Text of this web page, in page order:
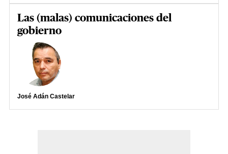
Las (malas) comunicaciones del
gobierno
José Adán Castelar